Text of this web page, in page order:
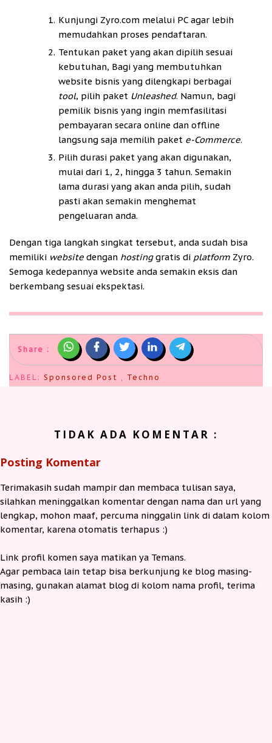
Kunjungi Zyro.com melalui PC agar lebih
memudahkan proses pendaftaran.
Tentukan paket yang akan dipilih sesuai
kebutuhan, Bagi yang membutuhkan
website bisnis yang dilengkapi berbagai
tool, pilih paket Unleashed. Namun, bagi
pemilik bisnis yang ingin memfasilitasi
pembayaran secara online dan offline
langsung saja memilih paket e-Commerce.
Pilih durasi paket yang akan digunakan,
mulai dari 1, 2, hingga 3 tahun. Semakin
lama durasi yang akan anda pilih, sudah
pasti akan semakin menghemat
pengeluaran anda.
Dengan tiga langkah singkat tersebut, anda sudah bisa
memiliki website dengan hostinggratis di platform Zyro.
Semoga kedepannya website anda semakin eksis dan
berkembang sesuai ekspektasi.
Share :
LABEL: Sponsored Post Techno
TIDAK ADA KOMENTAR :
Posting Komentar
Terimakasih sudah mampir dan membaca tulisan saya,
silahkan meninggalkan komentar dengan nama dan url yang
lengkap, mohon maaf, percuma ninggalin link di dalam kolom
komentar, karena otomatis terhapus :)
Link profil komen saya matikan ya Temans.
Agar pembaca lain tetap bisa berkunjung ke blog masing-
masing, gunakan alamat blog di kolom nama profil, terima
kasih :)